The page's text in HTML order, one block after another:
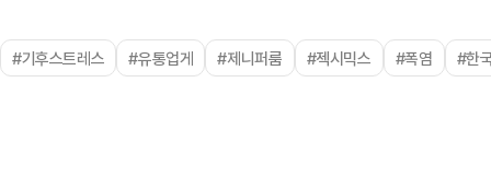
#기후스트레스 #유통업게 #제니퍼룸 #젝시믹스 #폭염 #한